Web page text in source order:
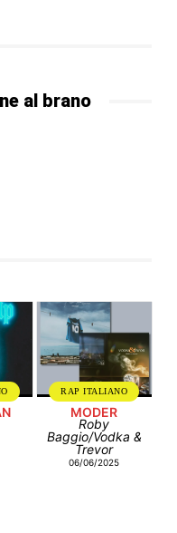
al brano
RAP ITALIANO
MODER
Roby
Baggio/Vodka &
Trevor
06/06/2025